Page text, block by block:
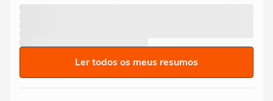
Ler todos os meus resumos